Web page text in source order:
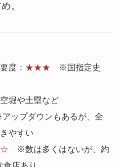
。
度： ★★★ ※国指定史
堀や土塁など
ップダウンもあるが、全
やすい
※数は多くはないが、約